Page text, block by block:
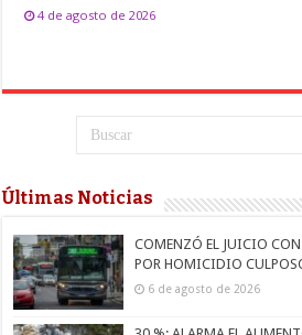
4 de agosto de 2026
Últimas Noticias
COMENZÓ EL JUICIO
POR HOMICIDIO
6 de agosto de 2026